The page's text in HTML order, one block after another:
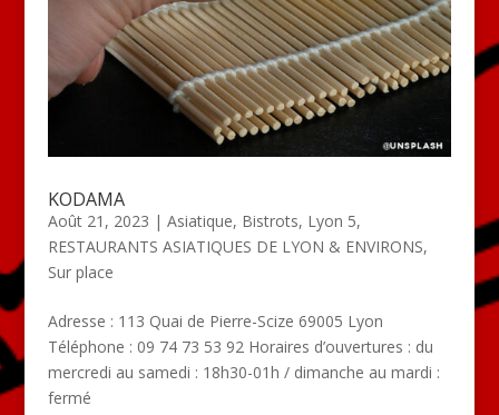
KODAMA
Août 21, 2023 | Asiatique, Bistrots, Lyon 5,
RESTAURANTS ASIATIQUES DE LYON & ENVIRONS,
Sur place
Adresse : 113 Quai de Pierre-Scize 69005 Lyon
Téléphone : 09 74 73 53 92 Horaires d’ouvertures : du
mercredi au samedi : 18h30-01h / dimanche au mardi :
fermé